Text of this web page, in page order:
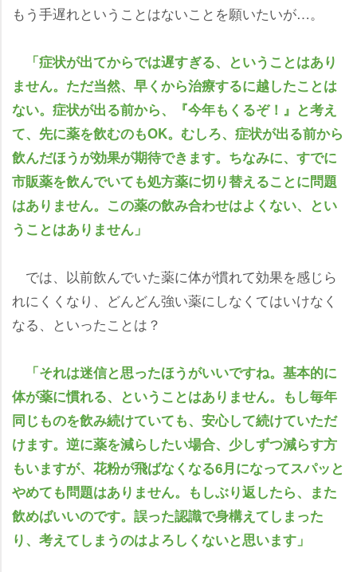
もう手遅れということはないことを願いたいが…。
「症状が出てからでは遅すぎる、ということはあり
ません。ただ当然、早くから治療するに越したことは
ない。症状が出る前から、『今年もくるぞ！』と考え
て、先に薬を飲むのもOK。むしろ、症状が出る前から
飲んだほうが効果が期待できます。ちなみに、すでに
市販薬を飲んでいても処方薬に切り替えることに問題
はありません。この薬の飲み合わせはよくない、とい
うことはありません」
では、以前飲んでいた薬に体が慣れて効果を感じら
れにくくなり、どんどん強い薬にしなくてはいけなく
なる、といったことは？
「それは迷信と思ったほうがいいですね。基本的に
体が薬に慣れる、ということはありません。もし毎年
同じものを飲み続けていても、安心して続けていただ
けます。逆に薬を減らしたい場合、少しずつ減らす方
もいますが、花粉が飛ばなくなる6月になってスパッと
めても問題はありません。もしぶり返したら、また
飲めばいいのです。誤った認識で身構えてしまった
り、考えてしまうのはよろしくないと思います」